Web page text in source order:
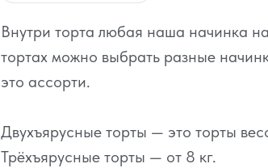
Внутри торта любая наша начинка
тортах можно выбрать разные
это ассорти.
Двухъярусные торты — это торты
Трёхъярусные торты — от 8 кг.